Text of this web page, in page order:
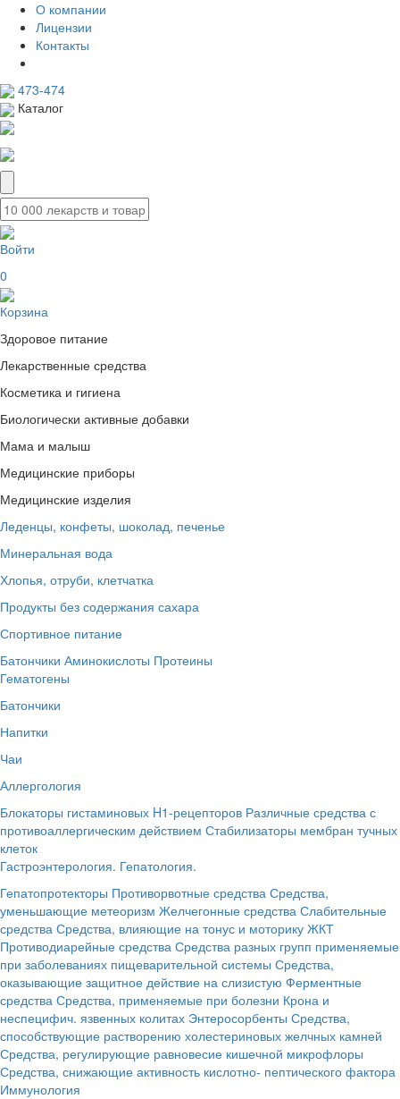
О компании
Лицензии
Контакты
473-474
Каталог
Войти
0
Корзина
Здоровое питание
Лекарственные средства
Косметика и гигиена
Биологически активные добавки
Мама и малыш
Медицинские приборы
Медицинские изделия
Леденцы, конфеты, шоколад, печенье
Минеральная вода
Хлопья, отруби, клетчатка
Продукты без содержания сахара
Спортивное питание
Батончики Аминокислоты Протеины
Гематогены
Батончики
Напитки
Чаи
Аллергология
Блокаторы гистаминовых H1-рецепторов Различные средства с
противоаллергическим действием Стабилизаторы мембран тучных
клеток
Гастроэнтерология. Гепатология.
Гепатопротекторы Противорвотные средства Средства,
уменьшающие метеоризм Желчегонные средства Слабительные
средства Средства, влияющие на тонус и моторику ЖКТ
Противодиарейные средства Средства разных групп применяемые
при заболеваниях пищеварительной системы Средства,
оказывающие защитное действие на слизистую Ферментные
средства Средства, применяемые при болезни Крона и
неспецифич. язвенных колитах Энтеросорбенты Средства,
способствующие растворению холестериновых желчных камней
Средства, регулирующие равновесие кишечной микрофлоры
Средства, снижающие активность кислотно- пептического фактора
Иммунология